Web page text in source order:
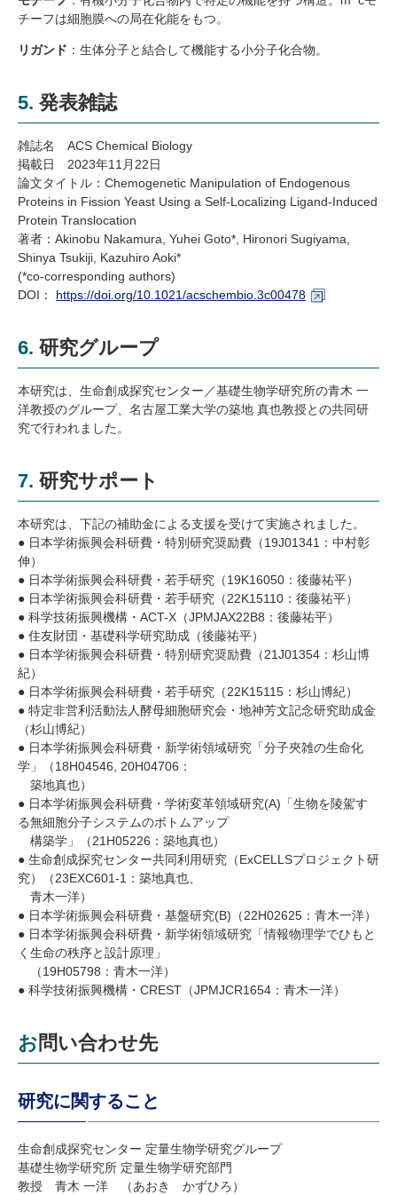
チーフは細胞膜への局在化能をもつ。
リガンド ：生体分子と結合して機能する小分子化合物。
5. 発表雑誌
雑誌名 ACS Chemical Biology
掲載日 2023年11 月 22日
論文タイトル： Chemogenetic Manipulation of Endogenous
Proteins in Fission Yeast Using a Self-Localizing Ligand-Induced
Protein Translocation
著者： Akinobu Nakamura, Yuhei Goto*, Hironori Sugiyama,
Shinya Tsukiji, Kazuhiro Aoki*
(*co-corresponding authors)
DOI： https://doi.org/10.1021/acschembio.3c00478
研究グループ
本研究は、生命創成探究センター／基礎生物学研究所の青木 一
洋教授のグループ、名古屋工業大学の築地 真也教授との共同研
究で行われました。
研究サポート
本研究は、下記の補助金による支援を受けて実施されました。
● 日本学術振興会科研費・特別研究奨励費（19J01341：中村彰
伸）
● 日本学術振興会科研費・若手研究（19K16050：後藤祐平）
● 日本学術振興会科研費・若手研究（22K15110：後藤祐平）
● 科学技術振興機構・ACT-X（JPMJAX22B8：後藤祐平）
● 住友財団・基礎科学研究助成（後藤祐平）
● 日本学術振興会科研費・特別研究奨励費（21J01354：杉山博
紀）
● 日本学術振興会科研費・若手研究（22K15115：杉山博紀）
● 特定非営利活動法人酵母細胞研究会・地神芳文記念研究助成金
（杉山博紀）
● 日本学術振興会科研費・新学術領域研究「分子夾雑の生命化
学」（18H04546, 20H04706：
築地真也）
● 日本学術振興会科研費・学術変革領域研究(A)「生物を陵駕す
る無細胞分子システムのボトムアップ
構築学」（21H05226：築地真也）
● 生命創成探究センター共同利用研究（ExCELLSプロジェクト研
究）（23EXC601-1：築地真也、
青木一洋）
● 日本学術振興会科研費・基盤研究(B)（22H02625：青木一洋）
● 日本学術振興会科研費・新学術領域研究「情報物理学でひもと
く生命の秩序と設計原理」
（19H05798：青木一洋）
● 科学技術振興機構・CREST（JPMJCR1654：青木一洋）
お問い合わせ先
研究に関すること
生命創成探究センター 定量生物学研究グループ
基礎生物学研究所 定量生物学研究部門
教授 青木 一洋 （あおき かずひろ）